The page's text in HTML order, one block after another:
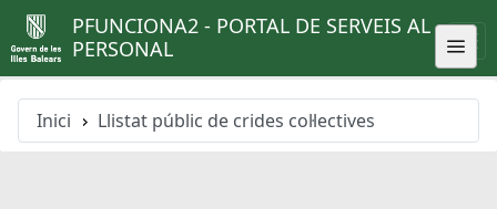
PFUNCIONA2 - PORTAL DE SERVEIS AL
PERSONAL
Inici Llistat públic de crides col·lectives